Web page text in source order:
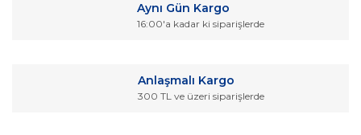
Görüş ve önerileriniz için teşekkür ederiz.
Ürün bilgilerinde hatalar bulunuyor.
Aynı Gün Kargo
16:00'a kadar ki siparişlerde
Anlaşmalı Kargo
300 TL ve üzeri siparişlerde